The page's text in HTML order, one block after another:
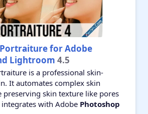
for Adobe
Lightroom 4.5
is a professional skin-
It automates complex skin
skin texture like pores
with Adobe Photoshop